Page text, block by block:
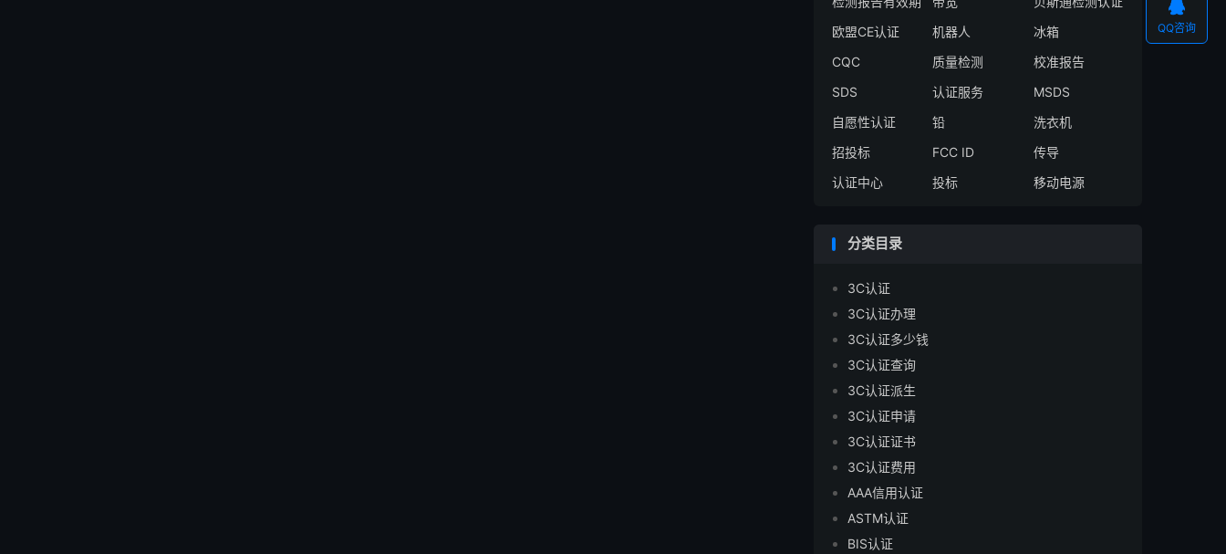
欧盟CE认证
机器人
冰箱
CQC
质量检测
校准报告
SDS
认证服务
MSDS
自愿性认证
铅
洗衣机
招投标
FCC ID
传导
认证中心
投标 移动电源
分类目录
3C认证
3C认证办理
3C认证多少钱
3C认证查询
3C认证派生
3C认证申请
3C认证证书
3C认证费用
AAA信用认证
ASTM认证
BIS认证

QQ咨询